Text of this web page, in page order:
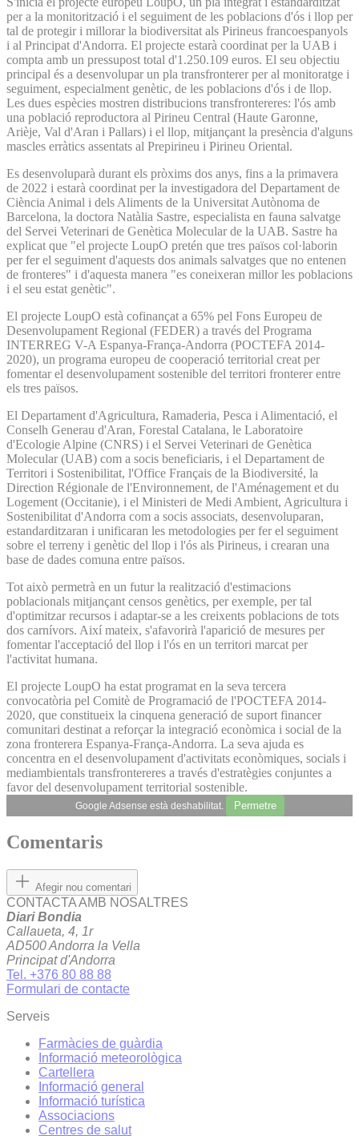
per a la monitorització i el seguiment de les poblacions d'ós i llop per
tal de protegir i millorar la biodiversitat als Pirineus francoespanyols
i al Principat d'Andorra. El projecte estarà coordinat per la UAB i
compta amb un pressupost total d'1.250.109 euros. El seu objectiu
principal és a desenvolupar un pla transfronterer per al monitoratge i
seguiment, especialment genètic, de les poblacions d'ós i de llop.
Les dues espècies mostren distribucions transfrontereres: l'ós amb
una població reproductora al Pirineu Central (Haute Garonne,
Arièje, Val d'Aran i Pallars) i el llop, mitjançant la presència d'alguns
mascles erràtics assentats al Prepirineu i Pirineu Oriental.
Es desenvoluparà durant els pròxims dos anys, fins a la primavera
de 2022 i estarà coordinat per la investigadora del Departament de
Ciència Animal i dels Aliments de la Universitat Autònoma de
Barcelona, la doctora Natàlia Sastre, especialista en fauna salvatge
del Servei Veterinari de Genètica Molecular de la UAB. Sastre ha
explicat que "el projecte LoupO pretén que tres països col·laborin
per fer el seguiment d'aquests dos animals salvatges que no entenen
de fronteres" i d'aquesta manera "es coneixeran millor les poblacions
i el seu estat genètic".
El projecte LoupO està cofinançat a 65% pel Fons Europeu de
Desenvolupament Regional (FEDER) a través del Programa
INTERREG V-A Espanya-França-Andorra (POCTEFA 2014-
2020), un programa europeu de cooperació territorial creat per
fomentar el desenvolupament sostenible del territori fronterer entre
els tres països.
El Departament d'Agricultura, Ramaderia, Pesca i Alimentació, el
Conselh Generau d'Aran, Forestal Catalana, le Laboratoire
d'Ecologie Alpine (CNRS) i el Servei Veterinari de Genètica
Molecular (UAB) com a socis beneficiaris, i el Departament de
Territori i Sostenibilitat, l'Office Français de la Biodiversité, la
Direction Régionale de l'Environnement, de l'Aménagement et du
Logement (Occitanie), i el Ministeri de Medi Ambient, Agricultura i
Sostenibilitat d'Andorra com a socis associats, desenvoluparan,
estandarditzaran i unificaran les metodologies per fer el seguiment
sobre el terreny i genètic del llop i l'ós als Pirineus, i crearan una
base de dades comuna entre països.
Tot això permetrà en un futur la realització d'estimacions
poblacionals mitjançant censos genètics, per exemple, per tal
d'optimitzar recursos i adaptar-se a les creixents poblacions de tots
dos carnívors. Així mateix, s'afavorirà l'aparició de mesures per
fomentar l'acceptació del llop i l'ós en un territori marcat per
l'activitat humana.
El projecte LoupO ha estat programat en la seva tercera
convocatòria pel Comitè de Programació de l'POCTEFA 2014-
2020, que constitueix la cinquena generació de suport financer
comunitari destinat a reforçar la integració econòmica i social de la
zona fronterera Espanya-França-Andorra. La seva ajuda es
concentra en el desenvolupament d'activitats econòmiques, socials i
mediambientals transfrontereres a través d'estratègies conjuntes a
favor del desenvolupament territorial sostenible.
Google Adsense està deshabilitat. Permetre
Comentaris
Afegir nou comentari
CONTACTA AMB NOSALTRES
Diari Bondia
Callaueta, 4, 1r
AD500 Andorra la Vella
Principat d'Andorra
Tel. +376 80 88 88
Formulari de contacte
Serveis
Farmàcies de guàrdia
Informació meteorològica
Cartellera
Informació general
Informació turística
Associacions
Centres de salut